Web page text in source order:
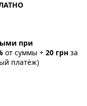
при
от суммы + 20 грн за
платёж)